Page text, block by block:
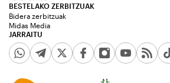
JARRAITU
BESTELAKO ZERBITZUAK
Bidera zerbitzuak
Midas Media